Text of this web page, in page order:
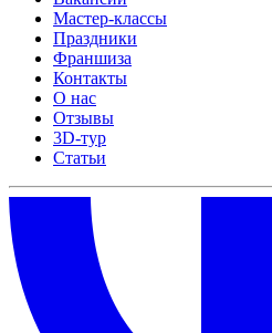
Мастер-классы
Праздники
Франшиза
Контакты
О нас
Отзывы
3D-тур
Статьи